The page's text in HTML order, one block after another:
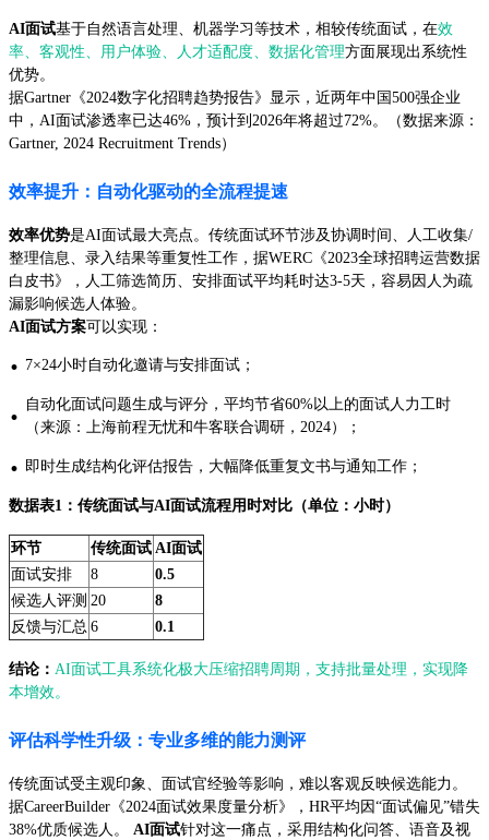
AI面试基于自然语言处理、机器学习等技术，相较传统面试，在效
率、客观性、用户体验、人才适配度、数据化管理方面展现出系统性
优势。
据Gartner《2024数字化招聘趋势报告》显示，近两年中国500强企业
中，AI面试渗透率已达46%，预计到2026年将超过72%。（数据来源：
Gartner, 2024 Recruitment Trends）
效率提升：自动化驱动的全流程提速
效率优势是AI面试最大亮点。传统面试环节涉及协调时间、人工收集/
整理信息、录入结果等重复性工作，据WERC《2023全球招聘运营数据
白皮书》，人工筛选简历、安排面试平均耗时达3-5天，容易因人为疏
漏影响候选人体验。
AI面试方案可以实现：
· 7×24小时自动化邀请与安排面试；
· 自动化面试问题生成与评分，平均节省60%以上的面试人力工时
（来源：上海前程无忧和牛客联合调研，2024）；
· 即时生成结构化评估报告，大幅降低重复文书与通知工作；
数据表1：传统面试与AI面试流程用时对比（单位：小时）
环节 传统面试 AI面试
面试安排
8
0.5
候选人评测 20
8
反馈与汇总 6 0.1
结论： AI面试工具系统化极大压缩招聘周期，支持批量处理，实现降
本增效。
评估科学性升级：专业多维的能力测评
传统面试受主观印象、面试官经验等影响，难以客观反映候选能力。
据CareerBuilder《2024面试效果度量分析》，HR平均因“面试偏见”错失
38%优质候选人。 AI面试针对这一痛点，采用结构化问答、语音及视